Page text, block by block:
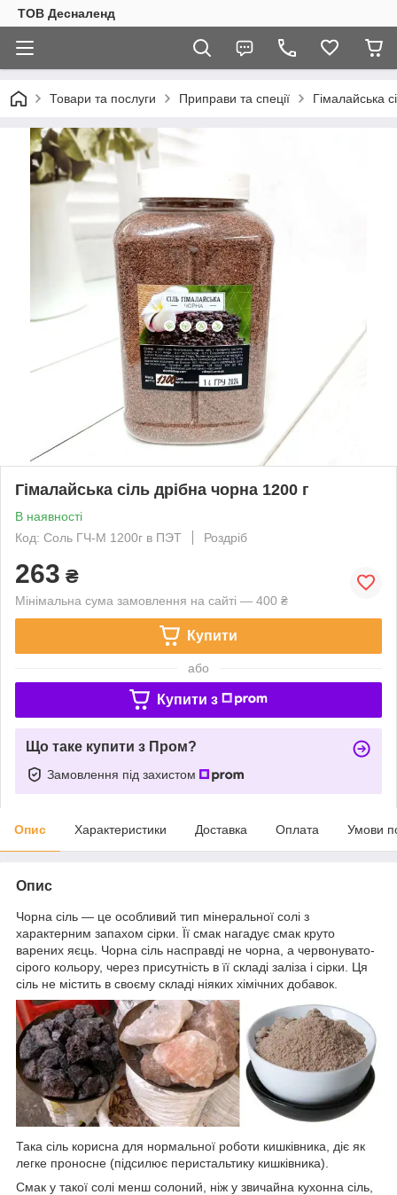
ТОВ Десналенд
Товари та послуги Приправи та спеції Гімалайська
Гімалайська сіль дрібна чорна 1200 г
В наявності
Код: Соль ГЧ-М 1200г в ПЭТ
Роздріб
263 ₴
Мінімальна сума замовлення на сайті — 400 ₴
Купити
або
Купити з
Що таке купити з Пром?
Замовлення під захистом
Опис Характеристики Доставка Оплата Умови
Опис
Чорна сіль — це особливий тип мінеральної солі з
характерним запахом сірки. Її смак нагадує смак круто
варених яєць. Чорна сіль насправді не чорна, а червонувато-
сірого кольору, через присутність в її складі заліза і сірки. Ця
сіль не містить в своєму складі ніяких хімічних добавок.
Така сіль корисна для нормальної роботи кишківника, діє як
легке проносне (підсилює перистальтику кишківника).
Смак у такої солі менш солоний, ніж у звичайна кухонна сіль,